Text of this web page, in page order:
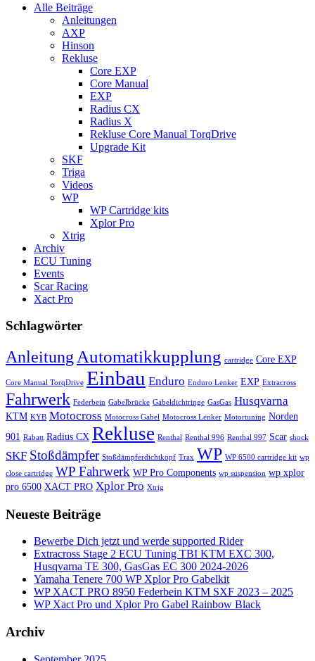
Alle Beiträge
Anleitungen
AXP
Hinson
Rekluse
Core EXP
Core Manual
EXP
Radius CX
Radius X
Rekluse Core Manual TorqDrive
Upgrade Kit
SKF
Triga
Videos
WP
WP Cartridge kits
Xplor Pro
Xtrig
Archiv
ECU Tuning
Events
Scar Racing
Xact Pro
Schlagwörter
Anleitung Automatikkupplung cartridge Core EXP
Core Manual TorqDrive Einbau Enduro Enduro Lenker EXP Extracross
Fahrwerk Federbein Gabelbrücke Gabeldichtringe GasGas Husqvarna
KTM KYB Motocross Motocross Gabel Motocross Lenker Motortuning Norden
901 Rabatt Radius CX Rekluse Renthal Renthal 996 Renthal 997 Scar shock
SKF Stoßdämpfer Stoßdämpferdichtkopf Trax WP WP 6500 cartridge kit wp
close cartridge WP Fahrwerk WP Pro Components wp suspension wp xplor
pro 6500 XACT PRO Xplor Pro Xtrig
Neueste Beiträge
Bewerbe Dich jetzt und werde supported Rider
Extracross Stage 2 ECU Tuning TBI KTM EXC 300,
Husqvarna TE 300, GasGas EC 300 2024-2026
Yamaha Tenere 700 WP Xplor Pro Gabelkit
WP XACT PRO 8950 Federbein KTM SXF 2023 – 2025
WP Xact Pro und Xplor Pro Gabel Rainbow Black
Archiv